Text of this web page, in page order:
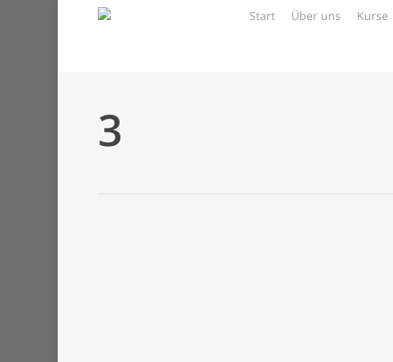
Start Über uns Kurse
3